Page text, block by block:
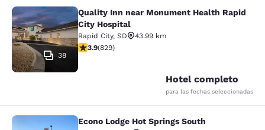
Quality Inn near Monument Health
38
Quality Inn near Monument Health Rapid
City Hospital
Rapid City, SD
43.99 km
calificación de 3.92 estrellas. Bueno. 829 reseñas
3.9(829)
Hotel completo
para las fechas seleccionadas
Econo Lodge Hot Springs South
Econo Lodge Hot Springs South